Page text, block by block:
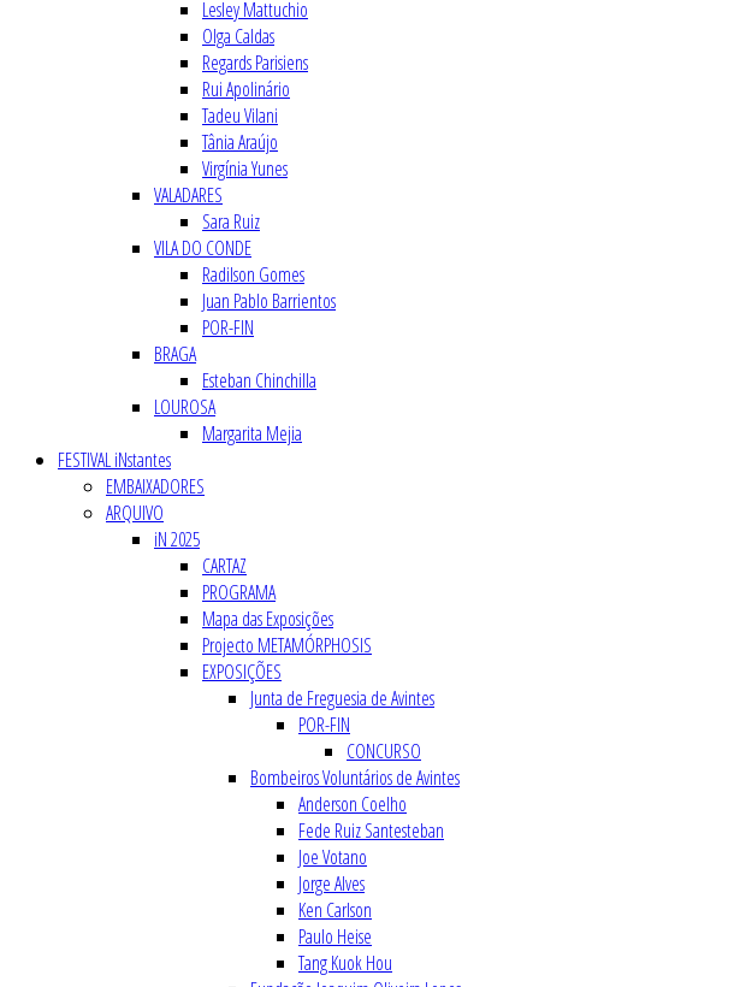
Lesley Mattuchio
Olga Caldas
Regards Parisiens
Rui Apolinário
Tadeu Vilani
Tânia Araújo
Virgínia Yunes
VALADARES
Sara Ruiz
VILA DO CONDE
Radilson Gomes
Juan Pablo Barrientos
POR-FIN
BRAGA
Esteban Chinchilla
LOUROSA
Margarita Mejia
FESTIVAL iNstantes
EMBAIXADORES
ARQUIVO
iN 2025
CARTAZ
PROGRAMA
Mapa das Exposições
Projecto METAMÓRPHOSIS
EXPOSIÇÕES
Junta de Freguesia de Avintes
POR-FIN
CONCURSO
Bombeiros Voluntários de Avintes
Anderson Coelho
Fede Ruiz Santesteban
Joe Votano
Jorge Alves
Ken Carlson
Paulo Heise
Tang Kuok Hou